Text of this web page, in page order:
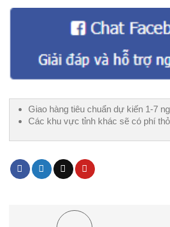
Giao hàng tiêu chuẩn dự kiến 1-7
Các khu vực tỉnh khác sẽ có phí